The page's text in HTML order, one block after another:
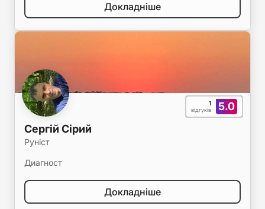
Докладніше
5.0
1
відгуків
Сергій Сірий
Руніст
Диагност
Докладніше